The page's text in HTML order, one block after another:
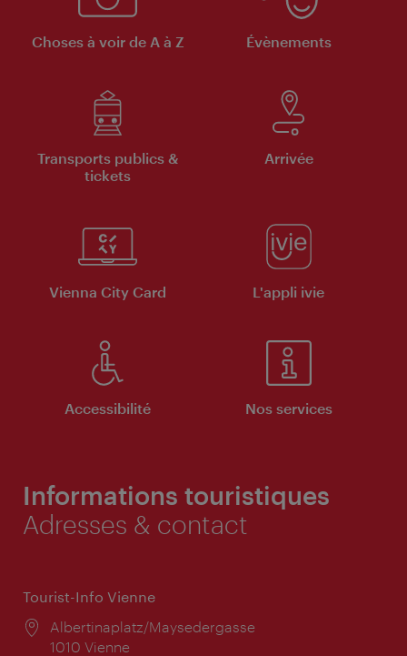
Choses à voir de A à Z Évènements
Transports publics &
tickets
Arrivée
Vienna City Card L'appli ivie
Accessibilité Nos services
Informations touristiques
Adresses & contact
Tourist-Info Vienne
Lieu:
Albertinaplatz/Maysedergasse
1010 Vienne